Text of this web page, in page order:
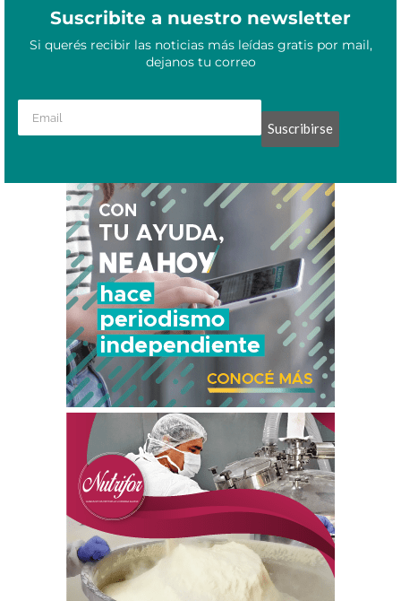
Suscribite a nuestro newsletter
Si querés recibir las noticias más leídas gratis por mail,
dejanos tu correo
Suscribirse